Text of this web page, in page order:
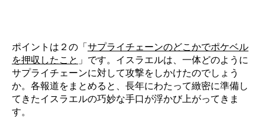
ポイントは２の「サプライチェーンのどこかでポケベル
を押収したこと 」です。イスラエルは、一体どのように
サプライチェーンに対して攻撃をしかけたのでしょう
か。各報道をまとめると、長年にわたって緻密に準備し
てきたイスラエルの巧妙な手口が浮かび上がってきま
す。